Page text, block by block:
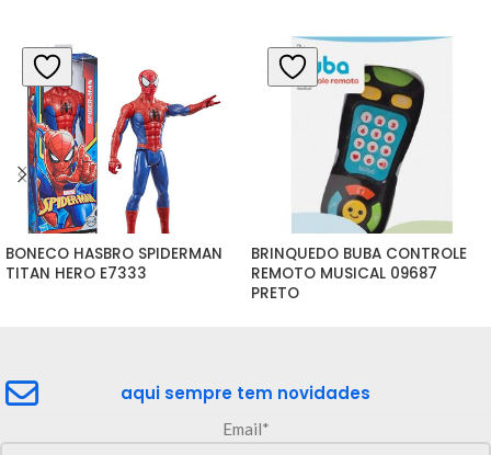
BONECO HASBRO SPIDERMAN
TITAN HERO E7333
BRINQUEDO BUBA CONTROLE
REMOTO MUSICAL 09687
PRETO
aqui sempre tem novidades
Email*